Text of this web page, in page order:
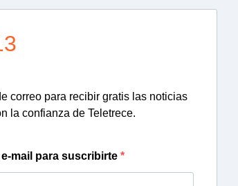
correo para recibir gratis las noticias
la confianza de Teletrece.
mail para suscribirte